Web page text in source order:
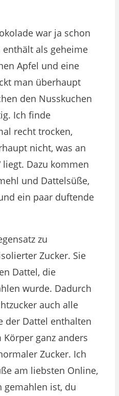
war ja schon
enthält als geheime
Apfel und eine
man überhaupt
den Nusskuchen
Ich finde
recht trocken,
nicht, was an
liegt. Dazu kommen
und Dattelsüße,
ein paar duftende
zu
Zucker. Sie
Dattel, die
wurde. Dadurch
auch alle
der Dattel enthalten
ganz anders
Zucker. Ich
am liebsten Online,
gemahlen ist, du